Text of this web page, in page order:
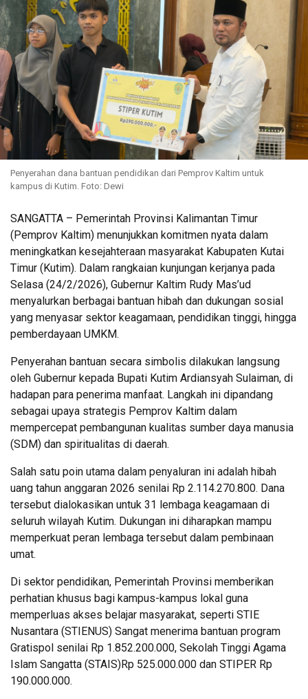
Penyerahan dana bantuan pendidikan dari Pemprov Kaltim untuk
kampus di Kutim. Foto: Dewi
SANGATTA – Pemerintah Provinsi Kalimantan Timur
(Pemprov Kaltim) menunjukkan komitmen nyata dalam
meningkatkan kesejahteraan masyarakat Kabupaten Kutai
Timur (Kutim). Dalam rangkaian kunjungan kerjanya pada
Selasa (24/2/2026), Gubernur Kaltim Rudy Mas’ud
menyalurkan berbagai bantuan hibah dan dukungan sosial
yang menyasar sektor keagamaan, pendidikan tinggi, hingga
pemberdayaan UMKM.
Penyerahan bantuan secara simbolis dilakukan langsung
oleh Gubernur kepada Bupati Kutim Ardiansyah Sulaiman, di
hadapan para penerima manfaat. Langkah ini dipandang
sebagai upaya strategis Pemprov Kaltim dalam
mempercepat pembangunan kualitas sumber daya manusia
(SDM) dan spiritualitas di daerah.
Salah satu poin utama dalam penyaluran ini adalah hibah
uang tahun anggaran 2026 senilai Rp 2.114.270.800. Dana
tersebut dialokasikan untuk 31 lembaga keagamaan di
seluruh wilayah Kutim. Dukungan ini diharapkan mampu
memperkuat peran lembaga tersebut dalam pembinaan
umat.
Di sektor pendidikan, Pemerintah Provinsi memberikan
perhatian khusus bagi kampus-kampus lokal guna
memperluas akses belajar masyarakat, seperti STIE
Nusantara (STIENUS) Sangat menerima bantuan program
Gratispol senilai Rp 1.852.200.000, Sekolah Tinggi Agama
Islam Sangatta (STAIS)Rp 525.000.000 dan STIPER Rp
190.000.000.